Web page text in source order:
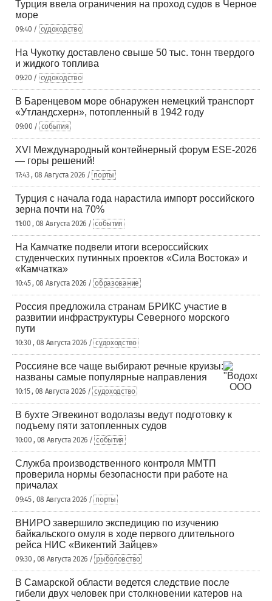
Турция ввела ограничения на проход судов в Черное
море
09:40 / судоходство
На Чукотку доставлено свыше 50 тыс. тонн твердого
и жидкого топлива
09:20 / судоходство
В Баренцевом море обнаружен немецкий транспорт
«Утландсхерн», потопленный в 1942 году
09:00 / события
XVI Международный контейнерный форум ESE-2026
— горы решений!
17:43 , 08 Августа 2026 / порты
Турция с начала года нарастила импорт российского
зерна почти на 70%
11:00 , 08 Августа 2026 / события
На Камчатке подвели итоги всероссийских
студенческих путинных проектов «Сила Востока» и
«Камчатка»
10:45 , 08 Августа 2026 / образование
Россия предложила странам БРИКС участие в
развитии инфраструктуры Северного морского
пути
10:30 , 08 Августа 2026 / судоходство
Россияне все чаще выбирают речные круизы:
названы самые популярные направления
10:15 , 08 Августа 2026 / судоходство
В бухте Эгвекинот водолазы ведут подготовку к
подъему пяти затопленных судов
10:00 , 08 Августа 2026 / события
Служба производственного контроля ММТП
проверила нормы безопасности при работе на
причалах
09:45 , 08 Августа 2026 / порты
ВНИРО завершило экспедицию по изучению
байкальского омуля в ходе первого длительного
рейса НИС «Викентий Зайцев»
09:30 , 08 Августа 2026 / рыболовство
В Самарской области ведется следствие после
гибели двух человек при столкновении катеров на